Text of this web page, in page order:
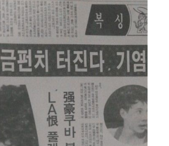
'선업튀' 서혜원, 결혼 4개월 만에 임신 경사 "행복…
경찰, 대한축구협회 '심판 성접대 논란' 수사 여부 검…
정연, JYP엔터 떠나 새 시작 "가장 큰 중심 트와이…